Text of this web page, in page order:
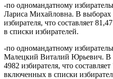
-по одномандатному
Лариса Михайловна. В выборах
избирателя, что составляет
в списки избирателей.
-по одномандатному
Малецкий Виталий Юрьевич. В
4982 избирателя, что
включенных в списки